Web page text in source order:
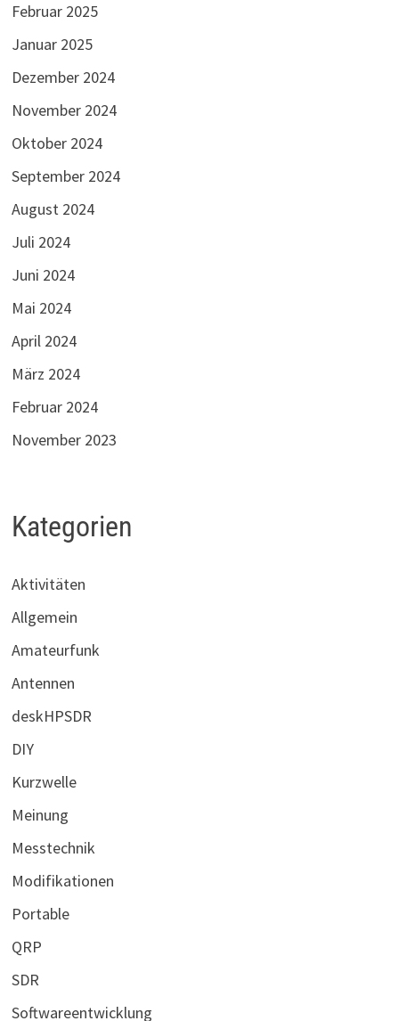
Februar 2025
Januar 2025
Dezember 2024
November 2024
Oktober 2024
September 2024
August 2024
Juli 2024
Juni 2024
Mai 2024
April 2024
März 2024
Februar 2024
November 2023
Kategorien
Aktivitäten
Allgemein
Amateurfunk
Antennen
deskHPSDR
DIY
Kurzwelle
Meinung
Messtechnik
Modifikationen
Portable
QRP
SDR
Softwareentwicklung